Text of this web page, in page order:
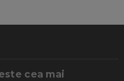
cea mai